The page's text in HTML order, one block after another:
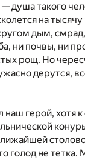
душа такого
на
дым,
ни почвы, ни
рощ. Но
дерутся,
герой, хотя
голод не тетка.